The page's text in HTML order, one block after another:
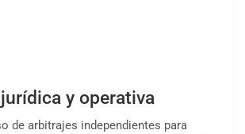
y operativa
de arbitrajes independientes para